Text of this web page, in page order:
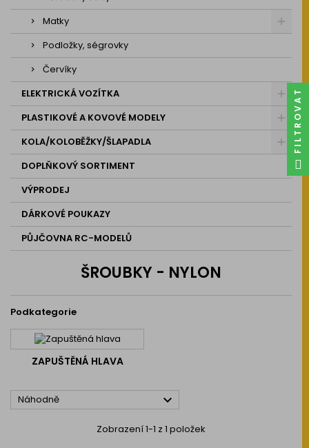
Matky
Podložky, ségrovky
Červíky
ELEKTRICKÁ VOZÍTKA
PLASTIKOVÉ A KOVOVÉ MODELY
KOLA/KOLOBĚŽKY/ŠLAPADLA
DOPLŇKOVÝ SORTIMENT
VÝPRODEJ
DÁRKOVÉ POUKAZY
PŮJČOVNA RC-MODELŮ
ŠROUBKY - NYLON
Podkategorie
ZAPUŠTĚNÁ HLAVA
Náhodně 
Zobrazení 1-1 z 1 položek
FILTROVAT